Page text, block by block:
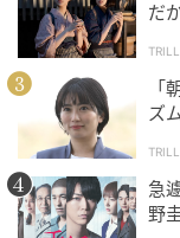
『君の好きは
やかさ
笑えて、キュン
る王道の火曜ド
い』。同時に、
だ
「
ズ
急
野